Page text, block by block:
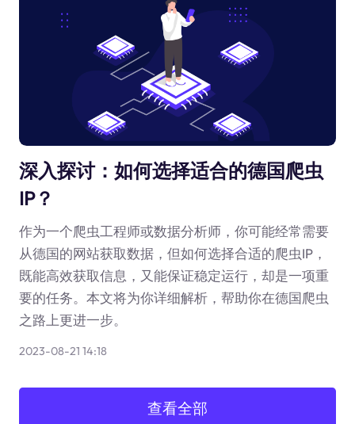
深入探讨：如何选择适合的德国爬虫
IP？
作为一个爬虫工程师或数据分析师，你可能经常需要
从德国的网站获取数据，但如何选择合适的爬虫IP，
既能高效获取信息，又能保证稳定运行，却是一项重
要的任务。本文将为你详细解析，帮助你在德国爬虫
之路上更进一步。
2023-08-21 14:18
查看全部